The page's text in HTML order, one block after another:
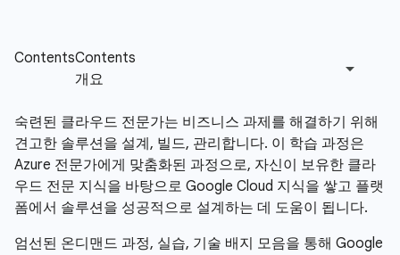
숙련된 클라우드 전문가는 비즈니스 과제를 해결하기 위해
견고한 솔루션을 설계, 빌드, 관리합니다. 이 학습 과정은
Azure 전문가에게 맞춤화된 과정으로, 자신이 보유한 클라
우드 전문 지식을 바탕으로 Google Cloud 지식을 쌓고 플랫
폼에서 솔루션을 성공적으로 설계하는 데 도움이 됩니다.
엄선된 온디맨드 과정, 실습, 기술 배지 모음을 통해 Google